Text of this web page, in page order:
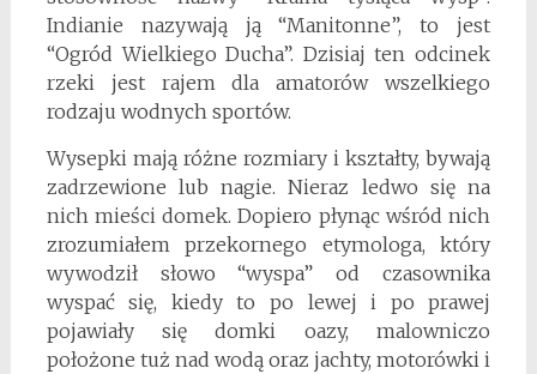
Indianie nazywają ją “Manitonne”, to jest
“Ogród Wielkiego Ducha”. Dzisiaj ten odcinek
rzeki jest rajem dla amatorów wszelkiego
rodzaju wodnych sportów.
Wysepki mają różne rozmiary i kształty, bywają
zadrzewione lub nagie. Nieraz ledwo się na
nich mieści domek. Dopiero płynąc wśród nich
zrozumiałem przekornego etymologa, który
wywodził słowo “wyspa” od czasownika
wyspać się, kiedy to po lewej i po prawej
pojawiały się domki oazy, malowniczo
położone tuż nad wodą oraz jachty, motorówki i